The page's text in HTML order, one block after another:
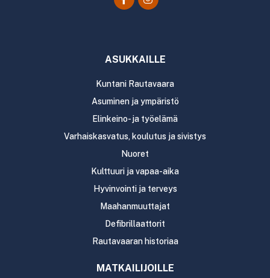
ASUKKAILLE
Kuntani Rautavaara
Asuminen ja ympäristö
Elinkeino- ja työelämä
Varhaiskasvatus, koulutus ja sivistys
Nuoret
Kulttuuri ja vapaa-aika
Hyvinvointi ja terveys
Maahanmuuttajat
Defibrillaattorit
Rautavaaran historiaa
MATKAILIJOILLE